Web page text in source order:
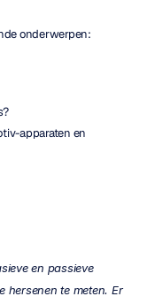
onderwerpen:
apparaten en
en passieve
hersenen te meten. Er